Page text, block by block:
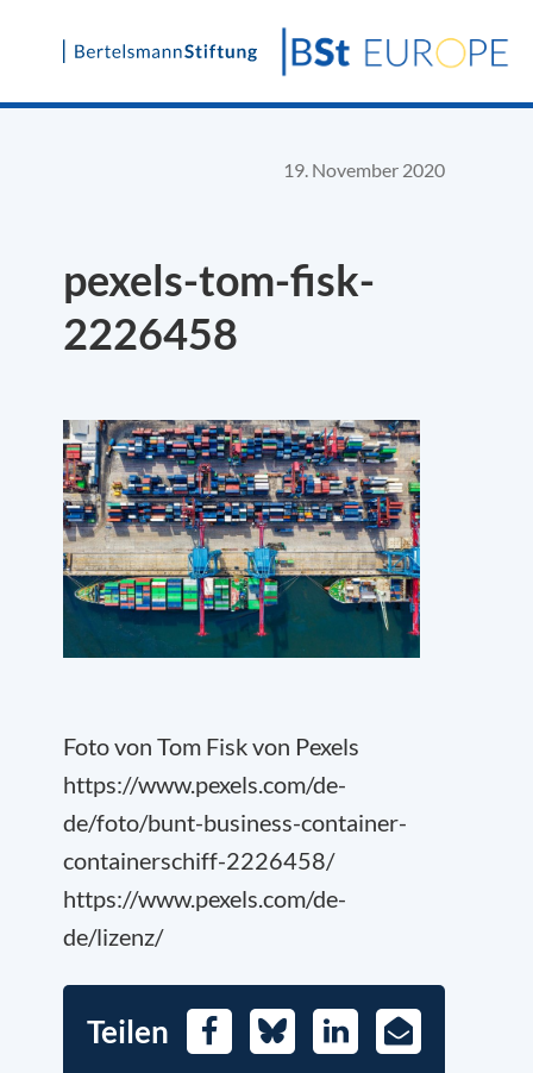
Skip
19. November 2020
pexels-tom-fisk-
2226458
Foto von Tom Fisk von Pexels
https://www.pexels.com/de-
de/foto/bunt-business-container-
containerschiff-2226458/
https://www.pexels.com/de-
de/lizenz/
Teilen FacebookBlueskyLinkedIn
E-
Mail